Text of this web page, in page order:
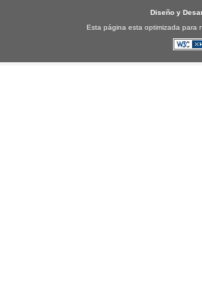
Diseño y
Esta página esta optimizada para